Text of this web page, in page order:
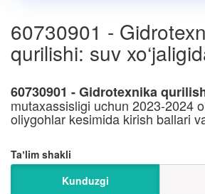
60730901 -
qurilishi: suv
60730901 - Gidrotexnika
mutaxassisligi uchun 2023-2024
oliygohlar kesimida kirish ballari
Taʼlim shakli
Kunduzgi